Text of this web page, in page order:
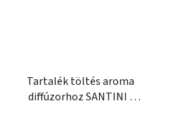
Tartalék töltés aroma
diffúzorhoz SANTINI -